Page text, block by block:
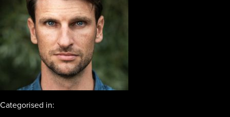
Categorised in: